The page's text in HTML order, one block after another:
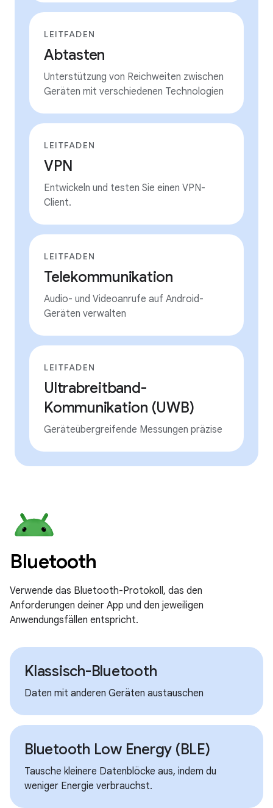
LEITFADEN
Abtasten
Unterstützung von Reichweiten zwischen
Geräten mit verschiedenen Technologien
LEITFADEN
VPN
Entwickeln und testen Sie einen VPN-
Client.
LEITFADEN
Telekommunikation
Audio- und Videoanrufe auf Android-
Geräten verwalten
LEITFADEN
Ultrabreitband-
Kommunikation (UWB)
Geräteübergreifende Messungen präzise
Bluetooth
Verwende das Bluetooth-Protokoll, das den
Anforderungen deiner App und den jeweiligen
Anwendungsfällen entspricht.
Klassisch-Bluetooth
Daten mit anderen Geräten austauschen
Bluetooth Low Energy (BLE)
Tausche kleinere Datenblöcke aus, indem du
weniger Energie verbrauchst.